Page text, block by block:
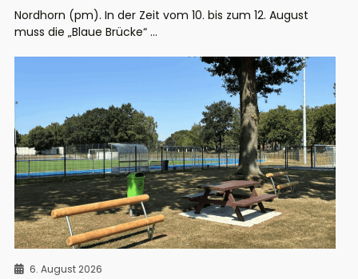
Nordhorn (pm). In der Zeit vom 10. bis zum 12. August
muss die „Blaue Brücke“ ...
6. August 2026